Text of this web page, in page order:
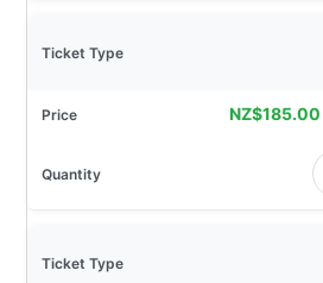
NZ$185.00